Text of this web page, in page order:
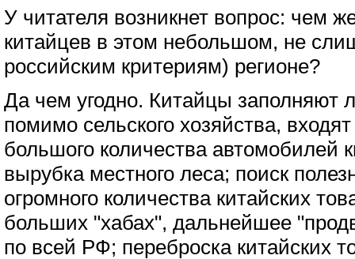
У читателя возникнет вопрос: чем
китайцев в этом небольшом, не
российским критериям) регионе?
Да чем угодно. Китайцы
помимо сельского хозяйства,
большого количества автомобилей
вырубка местного леса; поиск
огромного количества китайских
больших "хабах", дальнейшее
по всей РФ; переброска китайских